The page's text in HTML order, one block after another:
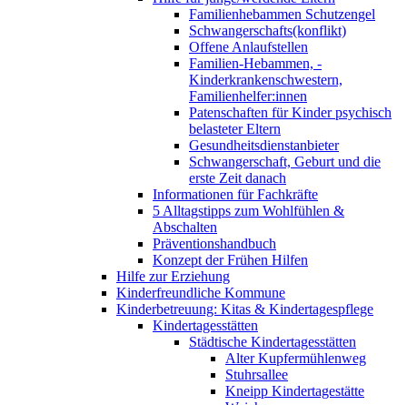
Familienhebammen Schutzengel
Schwangerschafts(konflikt)
Offene Anlaufstellen
Familien-Hebammen, -
Kinderkrankenschwestern,
Familienhelfer:innen
Patenschaften für Kinder psychisch
belasteter Eltern
Gesundheitsdienstanbieter
Schwangerschaft, Geburt und die
erste Zeit danach
Informationen für Fachkräfte
5 Alltagstipps zum Wohlfühlen &
Abschalten
Präventionshandbuch
Konzept der Frühen Hilfen
Hilfe zur Erziehung
Kinderfreundliche Kommune
Kinderbetreuung: Kitas & Kindertagespflege
Kindertagesstätten
Städtische Kindertagesstätten
Alter Kupfermühlenweg
Stuhrsallee
Kneipp Kindertagestätte